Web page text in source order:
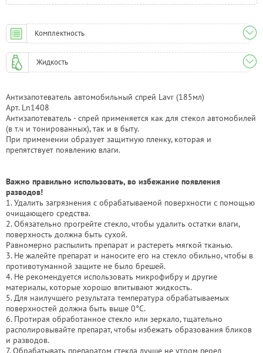
Комплектность
Жидкость
Антизапотеватель автомобильный спрей Lavr (185мл)
Арт. Ln1408
Антизапотеватель - спрей применяется как для стекол автомобилей
(в т.ч и тонированных), так и в быту.
При применении образует защитную пленку, которая и
препятствует появлению влаги.
Важно правильно использовать, во избежание появления
разводов!
1. Удалить загрязнения с обрабатываемой поверхности с помощью
очищающего средства.
2. Обязательно прогрейте стекло, чтобы удалить остатки влаги,
поверхность должна быть сухой.
Равномерно распылить препарат и растереть мягкой тканью.
3. Не жалейте препарат и наносите его на стекло обильно, чтобы в
противотуманной защите не было брешей.
4. Не рекомендуется использовать микрофибру и другие
материалы, которые хорошо впитывают жидкость.
5. Для наилучшего результата температура обрабатываемых
поверхностей должна быть выше 0°C.
6. Протирая обработанное стекло или зеркало, тщательно
располировывайте препарат, чтобы избежать образования бликов
и разводов.
7. Обрабатывать препаратом стекла лучше не утром перед